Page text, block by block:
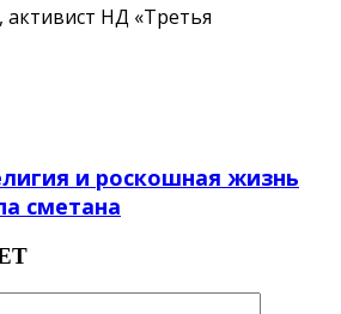
, активист НД «Третья
и роскошная жизнь
сметана